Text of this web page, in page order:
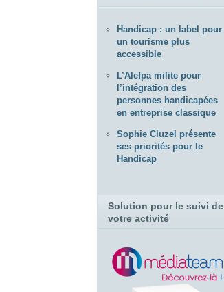
Handicap : un label pour
un tourisme plus
accessible
L’Alefpa milite pour
l’intégration des
personnes handicapées
en entreprise classique
Sophie Cluzel présente
ses priorités pour le
Handicap
Solution pour le suivi de
votre activité